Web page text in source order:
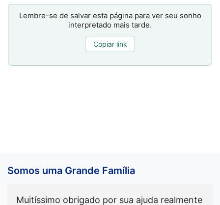
Lembre-se de salvar esta página para ver seu sonho
interpretado mais tarde.
Copiar link
Somos uma Grande Família
Muitíssimo obrigado por sua ajuda realmente